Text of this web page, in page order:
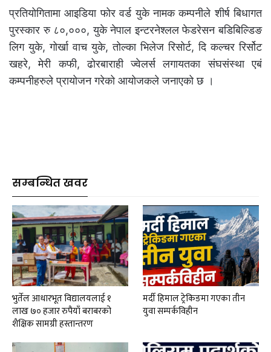
प्रतियोगितामा आइडिया फोर वर्ड युके नामक कम्पनीले शीर्ष बिधागत
पुरस्कार रु ८०,०००, युके नेपाल इन्टरनेश्लल फेडरेसन बडिबिल्डिङ
लिग युके, गोर्खा वाच युके, तोल्का भिलेज रिसोर्ट, दि कल्चर रिर्सोट
खहरे, मेरी कफी, ढोरबाराही ज्वेलर्स लगायतका संघसंस्था एबं
कम्पनीहरुले प्रायोजन गरेको आयोजकले जनाएको छ ।
सम्बन्धित खवर
भुर्तेल आधारभूत विद्यालयलाई १
लाख ७० हजार रुपैयाँ बराबरको
शैक्षिक सामग्री हस्तान्तरण
मर्दी हिमाल ट्रेकिङमा गएका तीन
युवा सम्पर्कविहीन